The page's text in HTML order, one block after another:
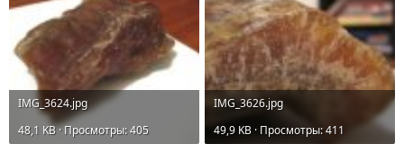
IMG_3624.jpg
48,1 KB · Просмотры: 405
IMG_3626.jpg
49,9 KB · Просмотры: 411